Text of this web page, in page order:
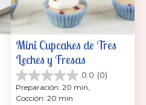
Mini Cupcakes de Tres
Leches y Fresas
0.0 (0)
0.0
de
5
Preparación: 20 min,
Cocción: 20 min